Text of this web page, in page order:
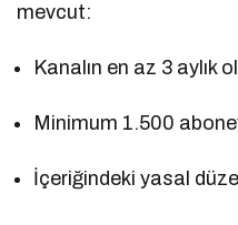
mevcut:
Kanalın en az 3 aylık
Minimum 1.500
İçeriğindeki yasal